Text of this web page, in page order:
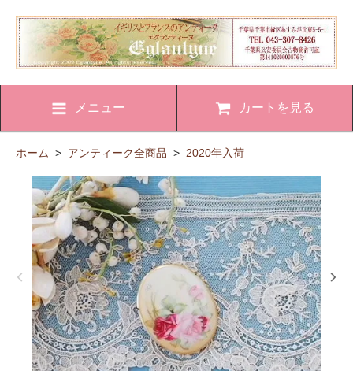
メニュー カートを見る
ホーム > アンティーク全商品 > 2020年入荷